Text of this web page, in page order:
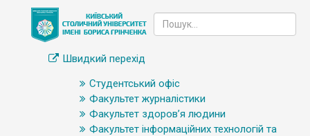
Швидкий перехід
Студентський офіс
Факультет журналістики
Факультет здоров’я людини
Факультет інформаційних технологій та